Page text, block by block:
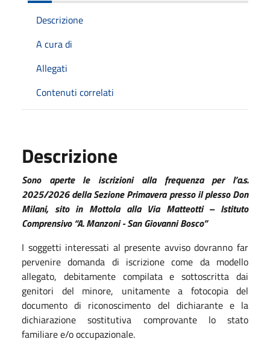
Descrizione
A cura di
Allegati
Contenuti correlati
Descrizione
Sono aperte le iscrizioni alla frequenza per l’a.s.
2025/2026 della Sezione Primavera presso il plesso Don
Milani, sito in Mottola alla Via Matteotti – Istituto
Comprensivo “A. Manzoni - San Giovanni Bosco”
I soggetti interessati al presente avviso dovranno far
pervenire domanda di iscrizione come da modello
allegato, debitamente compilata e sottoscritta dai
genitori del minore, unitamente a fotocopia del
documento di riconoscimento del dichiarante e la
dichiarazione sostitutiva comprovante lo stato
familiare e/o occupazionale.